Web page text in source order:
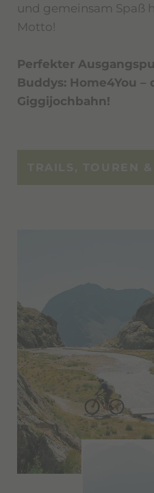
und gemeinsam Spaß
Motto!
Perfekter
Buddys: Home4You –
Giggijochbahn!